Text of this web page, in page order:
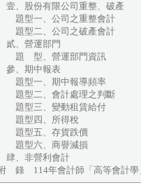
壹、股份有限公司重整、破產
題型一、公司之重整會計
題型二、公司之破產會計
貳、營運部門
題 型、營運部門資訊
參、期中報表
題型一、期中報導頻率
題型二、會計處理之判斷
題型三、變動租賃給付
題型四、所得稅
題型五、存貨跌價
題型六、商譽減損
肆、非營利會計
錄 114年會計師「高等會計學